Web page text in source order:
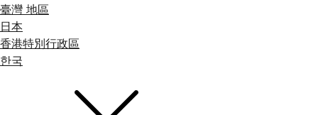
臺灣 地區
日本
香港特別行政區
한국